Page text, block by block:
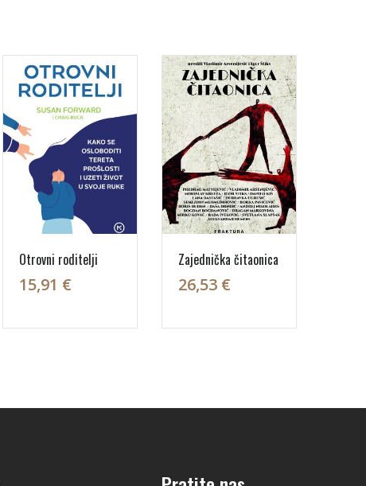
Otrovni roditelji
15,91 €
Zajednička čitaonica
26,53 €